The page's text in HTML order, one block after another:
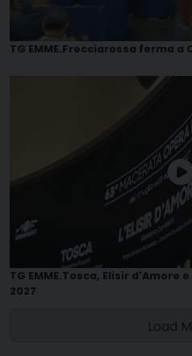
TG EMME.Frecciarossa ferma a
TG EMME.Tosca, Elisir d'Amore
2027
Load